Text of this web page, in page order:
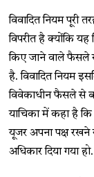
विवादित नियम पूरी
विपरीत है क्योंकि
किए जाने वाले फैसले
है. विवादित नियम
विवेकाधीन फैसले से
याचिका में कहा है कि
यूजर अपना पक्ष रखने
अधिकार दिया गया हो.